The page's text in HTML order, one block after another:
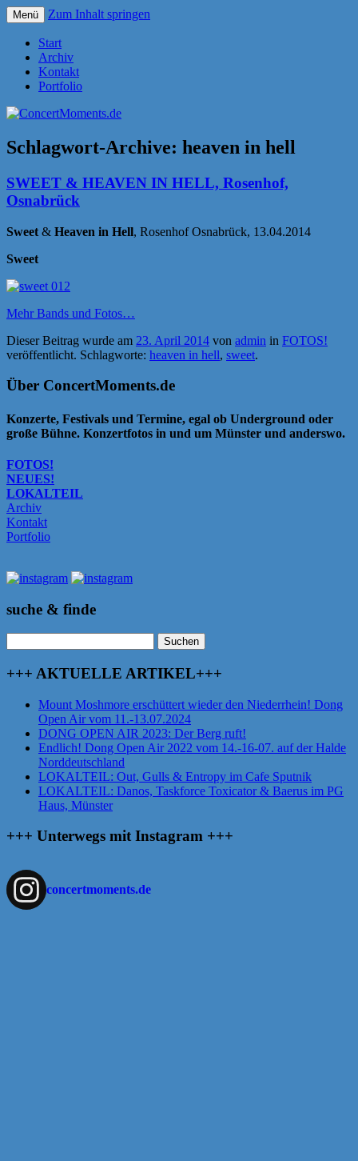
ConcertMoments.de
Menü Zum Inhalt springen
Start
Archiv
Kontakt
Portfolio
Schlagwort-Archive: heaven in hell
SWEET & HEAVEN IN HELL, Rosenhof,
Osnabrück
Sweet & Heaven in Hell, Rosenhof Osnabrück, 13.04.2014
Sweet
Mehr Bands und Fotos…
Dieser Beitrag wurde am 23. April 2014 von admin in FOTOS!
veröffentlicht. Schlagworte: heaven in hell, sweet.
Über ConcertMoments.de
Konzerte, Festivals und Termine, egal ob Underground oder
große Bühne. Konzertfotos in und um Münster und anderswo.
FOTOS!
NEUES!
LOKALTEIL
Archiv
Kontakt
Portfolio
suche & finde
nach:
+++ AKTUELLE ARTIKEL+++
Mount Moshmore erschüttert wieder den Niederrhein! Dong
Open Air vom 11.-13.07.2024
DONG OPEN AIR 2023: Der Berg ruft!
Endlich! Dong Open Air 2022 vom 14.-16-07. auf der Halde
Norddeutschland
LOKALTEIL: Out, Gulls & Entropy im Cafe Sputnik
LOKALTEIL: Danos, Taskforce Toxicator & Baerus im PG
Haus, Münster
+++ Unterwegs mit Instagram +++
concertmoments.de